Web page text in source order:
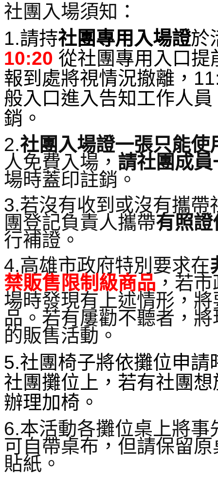
社團入場須知：
1.請持社團專用入場證於
10:20 從社團專用入口提
報到處將視情況撤離，
般入口進入告知工作人
銷。
2.社團入場證一張只能使
人免費入場， 請社團成
場時蓋印註銷。
3.若沒有收到或沒有攜
團登記負責人攜帶有照證
行補證。
4.高雄市政府特別要求在
禁販售限制級商品 ，若
場時發現有上述情形，
品。若有屢勸不聽者，
的販售活動。
5.社團椅子將依攤位申
社團攤位上，若有社團
辦理加椅。
6.本活動各攤位桌上將
可自帶桌布，但請保留
貼紙。